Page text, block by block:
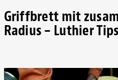
Griffbrett mit
Radius – Luthier